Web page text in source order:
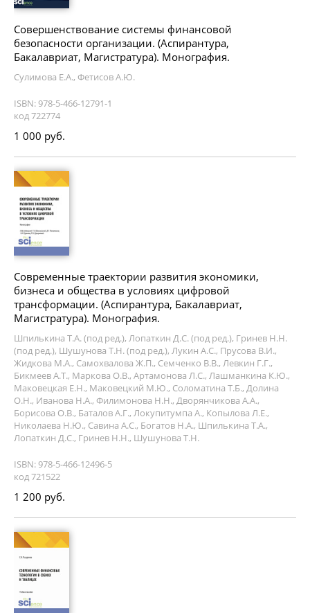
Совершенствование системы финансовой
безопасности организации. (Аспирантура,
Бакалавриат, Магистратура). Монография.
Сулимова Е.А., Фетисов А.Ю.
ISBN: 978-5-466-12791-1
код 722774
1 000 руб.
Современные траектории развития экономики,
бизнеса и общества в условиях цифровой
трансформации. (Аспирантура, Бакалавриат,
Магистратура). Монография.
Шпилькина Т.А. (под ред.), Лопаткин Д.С. (под ред.), Гринев Н.Н.
(под ред.), Шушунова Т.Н. (под ред.), Лукин А.С., Прусова В.И.,
Жидкова М.А., Самохвалова Ж.П., Семченко В.В., Левкин Г.Г.,
Бикмеев А.Т., Маркова О.В., Артамонова Л.С., Лашманкина К.Ю.,
Маковецкая Е.Н., Маковецкий М.Ю., Соломатина Т.Б., Долина
О.Н., Иванова Н.А., Филимонова Н.Н., Дворянчикова А.А.,
Борисова О.В., Баталов А.Г., Локупитумпа А., Копылова Л.Е.,
Николаева Н.Ю., Савина А.С., Богатов Н.А., Шпилькина Т.А.,
Лопаткин Д.С., Гринев Н.Н., Шушунова Т.Н.
ISBN: 978-5-466-12496-5
код 721522
1 200 руб.